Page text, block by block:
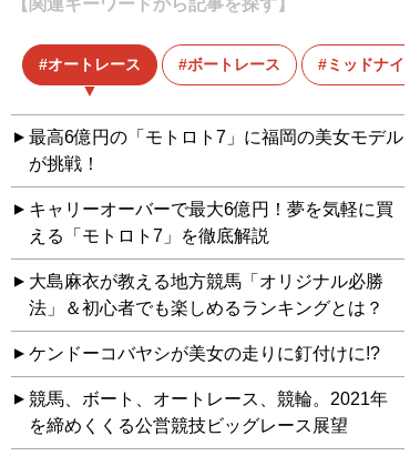
オートレース ボートレース ミッドナイト
最高6億円の「モトロト7」に福岡の美女モデル
が挑戦！
キャリーオーバーで最大6億円！夢を気軽に買
える「モトロト7」を徹底解説
大島麻衣が教える地方競馬「オリジナル必勝
法」＆初心者でも楽しめるランキングとは？
ケンドーコバヤシが美女の走りに釘付けに!?
競馬、ボート、オートレース、競輪。2021年
を締めくくる公営競技ビッグレース展望